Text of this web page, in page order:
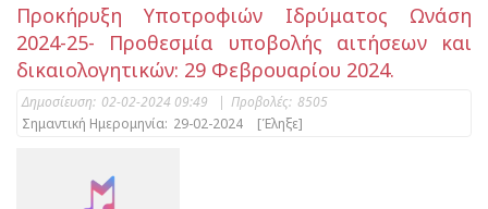
Προκήρυξη Υποτροφιών Ιδρύματος Ωνάση
2024-25- Προθεσμία υποβολής αιτήσεων και
δικαιολογητικών: 29 Φεβρουαρίου 2024.
Δημοσίευση: 02-02-2024 09:49 | Προβολές: 8505
Σημαντική Ημερομηνία: 29-02-2024 [Έληξε]